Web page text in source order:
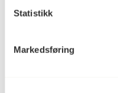
Statistikk
Markedsføring
Victoria Terrasse 11
0251 Oslo